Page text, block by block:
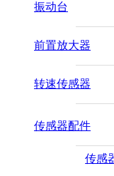
振动台
前置放大器
转速传感器
传感器配件
传感